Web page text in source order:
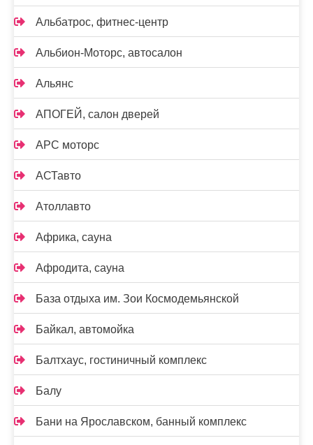
Альбатрос, фитнес-центр
Альбион-Моторс, автосалон
Альянс
АПОГЕЙ, салон дверей
АРС моторс
АСТавто
Атоллавто
Африка, сауна
Афродита, сауна
База отдыха им. Зои Космодемьянской
Байкал, автомойка
Балтхаус, гостиничный комплекс
Балу
Бани на Ярославском, банный комплекс